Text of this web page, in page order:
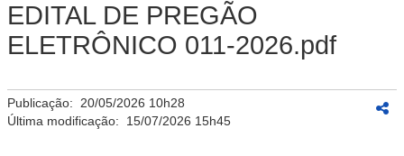
EDITAL DE PREGÃO
ELETRÔNICO 011-2026.pdf
Publicação: 20/05/2026 10h28
Última modificação: 15/07/2026 15h45